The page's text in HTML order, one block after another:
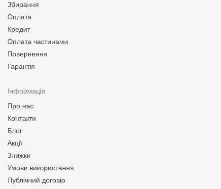
Збирання
Оплата
Кредит
Оплата частинами
Повернення
Гарантія
Інформація
Про нас
Контакти
Блог
Акції
Знижки
Умови використання
Публічний договір